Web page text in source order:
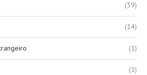
(39)
(14)
(1)
(1)